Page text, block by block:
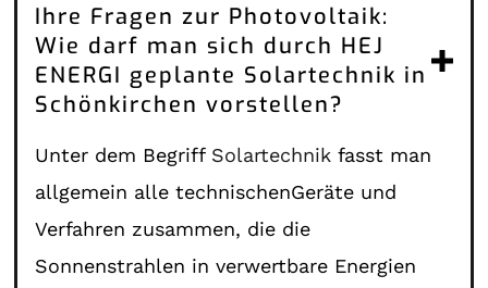
Ihre Fragen zur Photovoltaik:
Wie darf man sich durch HEJ
ENERGI geplante Solartechnik in
Schönkirchen vorstellen?
Unter dem Begriff Solartechnik fasst man
allgemein alle technischenGeräte und
Verfahren zusammen, die die
Sonnenstrahlen in verwertbare Energien